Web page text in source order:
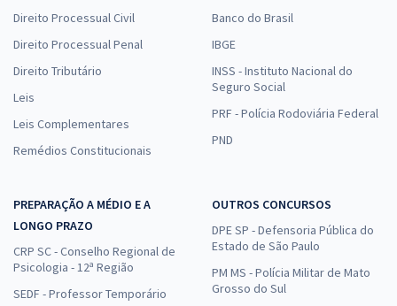
Direito Processual Civil
Direito Processual Penal
Direito Tributário
Leis
Leis Complementares
Remédios Constitucionais
Banco do Brasil
IBGE
INSS - Instituto Nacional do
Seguro Social
PRF - Polícia Rodoviária Federal
PND
PREPARAÇÃO A MÉDIO E A
LONGO PRAZO
CRP SC - Conselho Regional de
Psicologia - 12ª Região
SEDF - Professor Temporário
OUTROS CONCURSOS
DPE SP - Defensoria Pública do
Estado de São Paulo
PM MS - Polícia Militar de Mato
Grosso do Sul